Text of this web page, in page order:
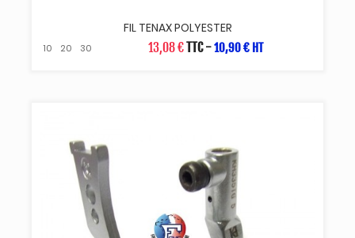
FIL TENAX POLYESTER
10 20 30 13,08 €TTC-10,90 € HT